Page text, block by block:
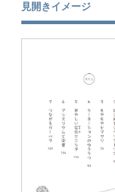
見開きイメージ